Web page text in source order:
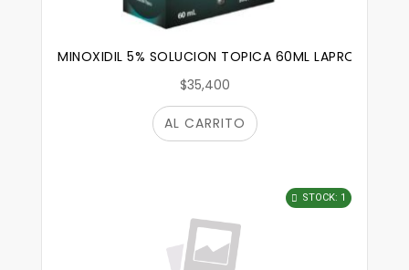
MINOXIDIL 5% SOLUCION TOPICA 60ML LAPROFF
$35,400
AL CARRITO
STOCK: 1